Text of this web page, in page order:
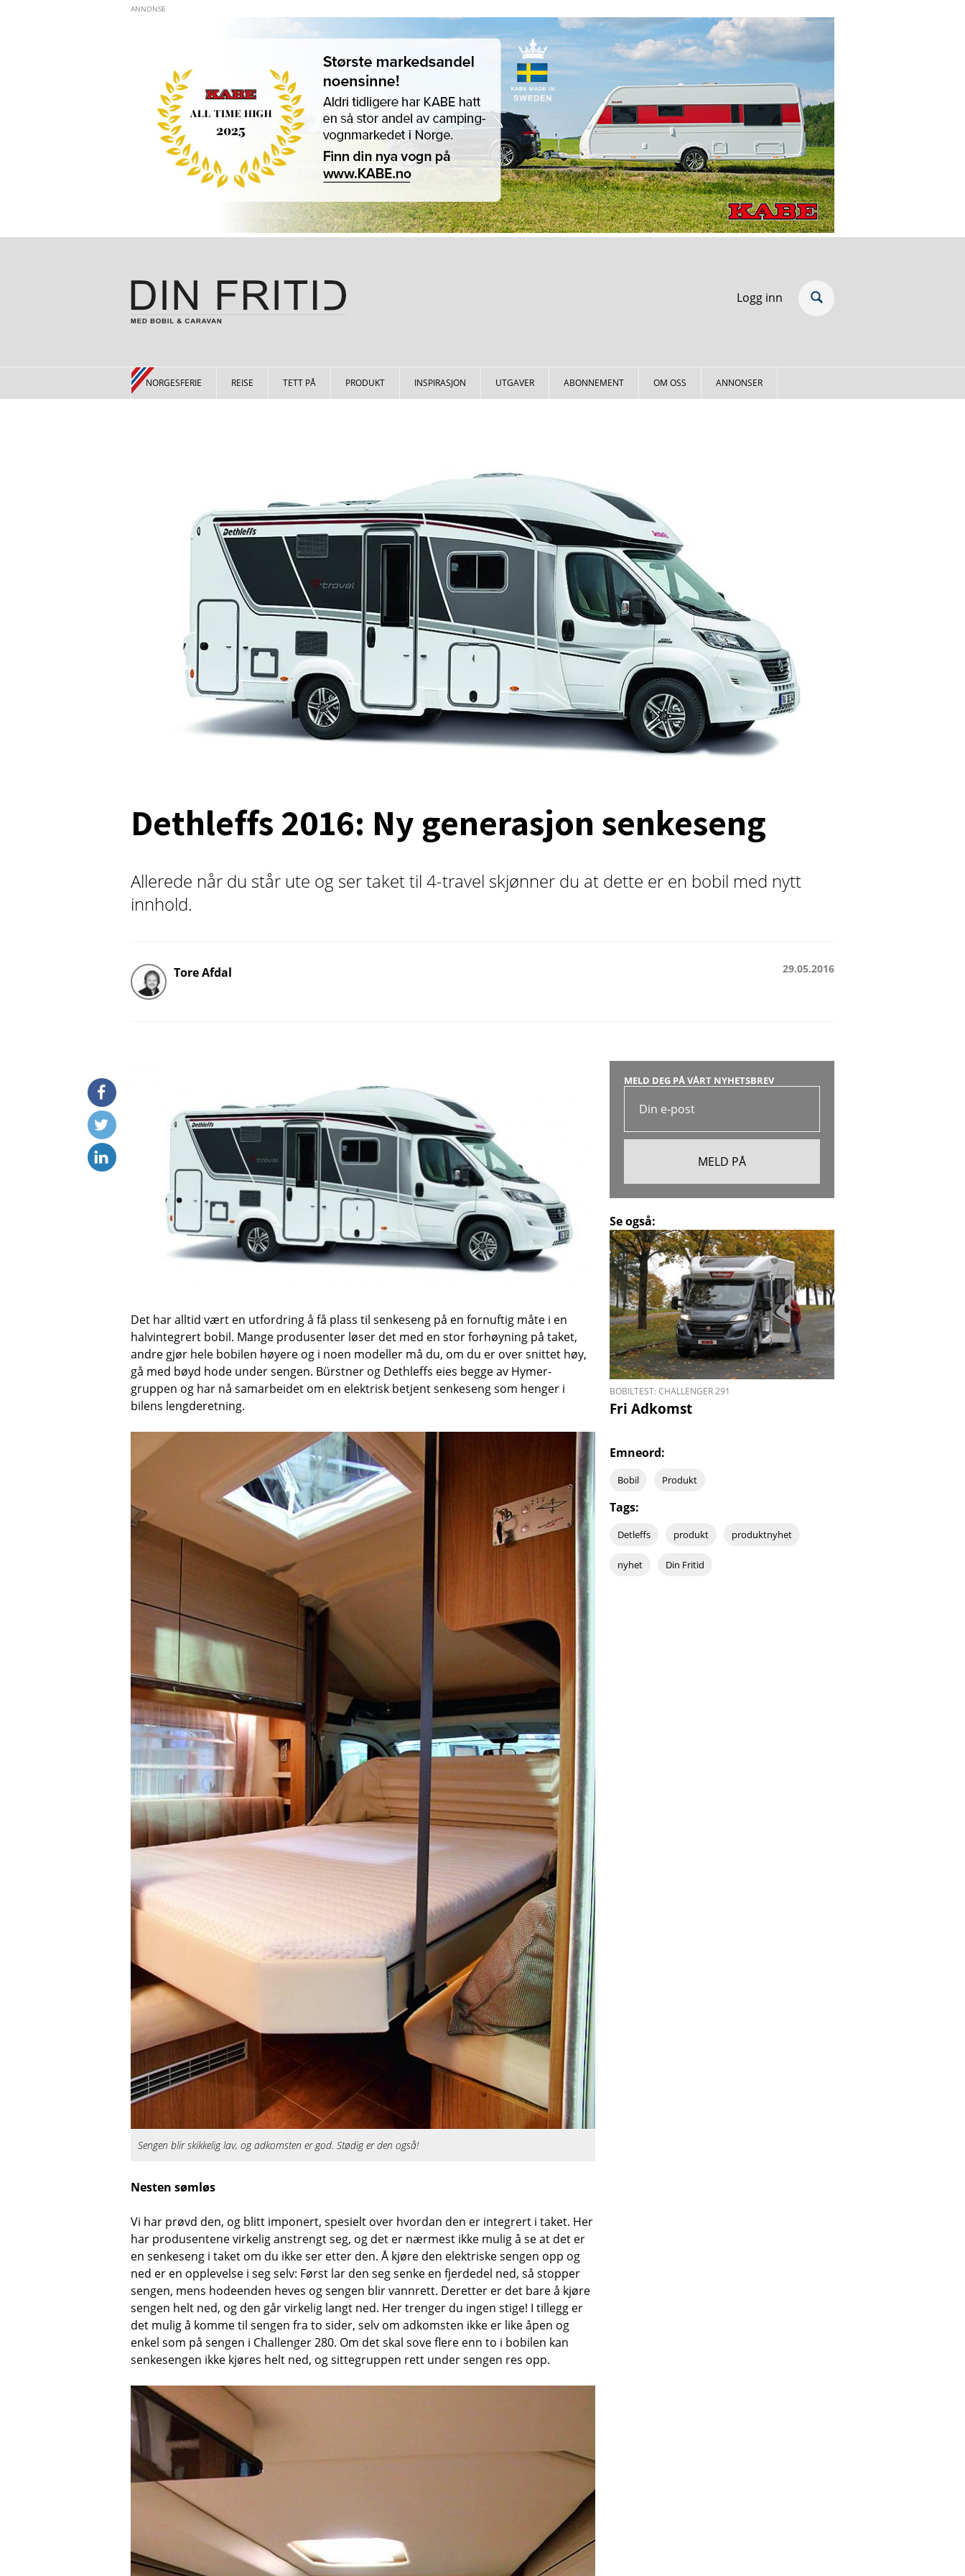
Logg inn
NORGESFERIE REISE TETT PÅ PRODUKT INSPIRASJON UTGAVER ABONNEMENT OM OSS ANNONSER
Dethleffs 2016: Ny generasjon senkeseng
Allerede når du står ute og ser taket til 4-travel skjønner du at dette er en bobil med nytt
innhold.
Tore Afdal 29.05.2016
Det har alltid vært en utfordring å få plass til senkeseng på en fornuftig måte i en
halvintegrert bobil. Mange produsenter løser det med en stor forhøyning på taket,
andre gjør hele bobilen høyere og i noen modeller må du, om du er over snittet høy,
gå med bøyd hode under sengen. Bürstner og Dethleffs eies begge av Hymer-
gruppen og har nå samarbeidet om en elektrisk betjent senkeseng som henger i
bilens lengderetning.
Sengen blir skikkelig lav, og adkomsten er god. Stødig er den også!
Nesten sømløs
Vi har prøvd den, og blitt imponert, spesielt over hvordan den er integrert i taket. Her
har produsentene virkelig anstrengt seg, og det er nærmest ikke mulig å se at det er
en senkeseng i taket om du ikke ser etter den. Å kjøre den elektriske sengen opp og
ned er en opplevelse i seg selv: Først lar den seg senke en fjerdedel ned, så stopper
sengen, mens hodeenden heves og sengen blir vannrett. Deretter er det bare å kjøre
sengen helt ned, og den går virkelig langt ned. Her trenger du ingen stige! I tillegg er
det mulig å komme til sengen fra to sider, selv om adkomsten ikke er like åpen og
enkel som på sengen i Challenger 280. Om det skal sove flere enn to i bobilen kan
senkesengen ikke kjøres helt ned, og sittegruppen rett under sengen res opp.
MELD DEG PÅ VÅRT NYHETSBREV
Se også:
BOBILTEST: CHALLENGER 291
Fri Adkomst
Emneord:
Bobil Produkt
Tags:
Detleffs produkt produktnyhet
nyhet Din Fritid